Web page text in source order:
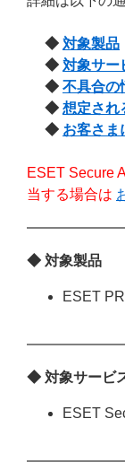
◆ 対象製品
◆ 対象サー
◆ 不具合の
◆ 想定され
◆ お客さま
ESET Secure
当する場合は
◆ 対象製品
ESET
◆ 対象サービ
ESET